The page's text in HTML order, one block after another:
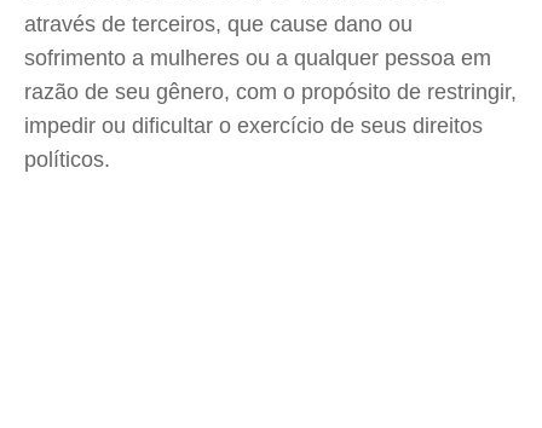
através de terceiros, que cause dano ou
sofrimento a mulheres ou a qualquer pessoa em
razão de seu gênero, com o propósito de restringir,
impedir ou dificultar o exercício de seus direitos
políticos.